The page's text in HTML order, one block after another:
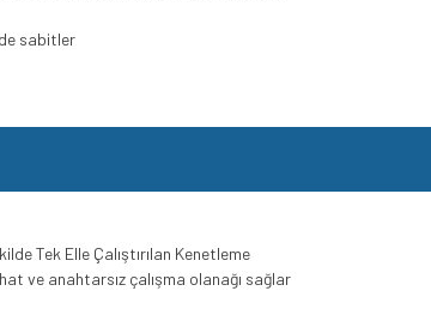
sabitler
Tek Elle Çalıştırılan Kenetleme
ve anahtarsız çalışma olanağı sağlar